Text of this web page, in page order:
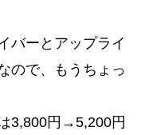
バーとアップライ
ので、もうちょっ
3,800円→5,200円